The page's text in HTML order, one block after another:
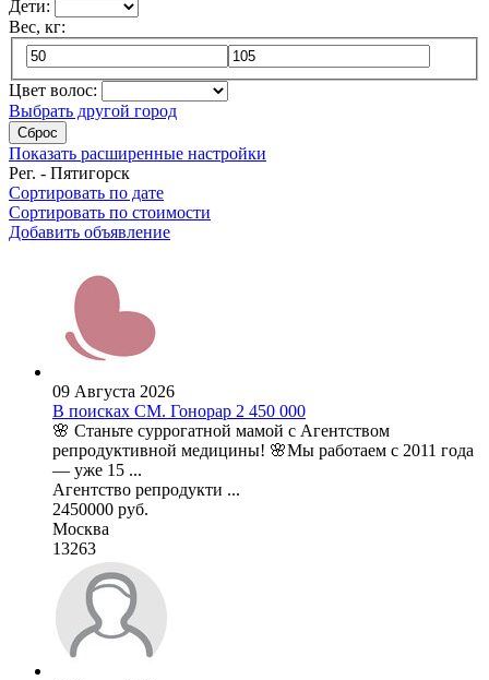
Дети:
Вес, кг:
Цвет волос:
Выбрать другой город
Сброс
Показать расширенные настройки
Рег. - Пятигорск
Сортировать по дате
Сортировать по стоимости
Добавить объявление
09 Августа 2026
В поисках СМ. Гонорар 2 450 000
🌸 Станьте суррогатной мамой с Агентством
репродуктивной медицины! 🌸Мы работаем с 2011 года
— уже 15 ...
Агентство репродукти ...
2450000 руб.
Москва
13263